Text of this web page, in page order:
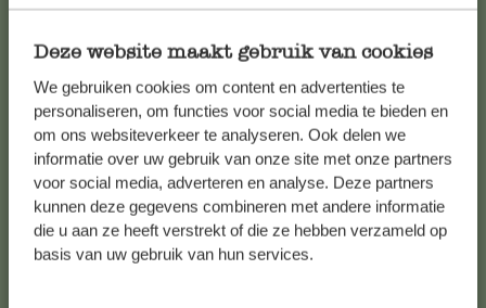
Deze website maakt gebruik van cookies
We gebruiken cookies om content en advertenties te
personaliseren, om functies voor social media te bieden en
om ons websiteverkeer te analyseren. Ook delen we
informatie over uw gebruik van onze site met onze partners
voor social media, adverteren en analyse. Deze partners
kunnen deze gegevens combineren met andere informatie
die u aan ze heeft verstrekt of die ze hebben verzameld op
basis van uw gebruik van hun services.
Kundenservice/Hilfe
Falls Sie Fragen haben oder Tipps und Hilfe brauchen, wenden
Sie sich bitte an unseren Kundenservice. Oder lesen Sie hier
die Antworten aufhäufig gestellte Fragen.